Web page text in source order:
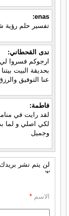
enas:
تفسير حلم
ندى القحطاني:
ارجوكم فسروا
بحديقة البيت
عنا التوفيق
فاطمة:
لقد رايت في
لكي اصلي و لما
وجميل
لن يتم نشر بريدك
'*'
الاسم *